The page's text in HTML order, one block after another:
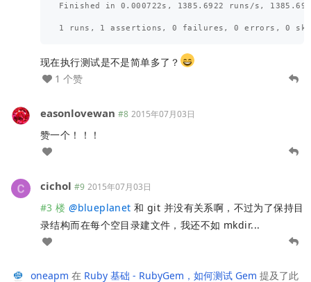
Finished in 0.000722s, 1385.6922 runs/s,
现在执行测试是不是简单多了？
1 个赞
easonlovewan #8 2015年07月03日
赞一个！！！
cichol #9 2015年07月03日
#3 楼 @blueplanet 和 git 并没有关系啊，不过为了保持目
录结构而在每个空目录建文件，我还不如 mkdir...
oneapm 在 Ruby 基础 - RubyGem，如何测试 Gem 提及了此